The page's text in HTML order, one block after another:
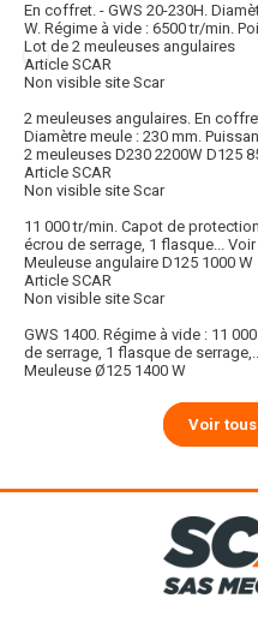
En coffret. - GWS 20-230H.
W. Régime à vide : 6500 tr/min.
Lot de 2 meuleuses angulaires
Article SCAR
Non visible site Scar
2 meuleuses angulaires. En
Diamètre meule : 230 mm.
2 meuleuses D230 2200W D125
Article SCAR
Non visible site Scar
11 000 tr/min. Capot de
écrou de serrage, 1 flasque...
Meuleuse angulaire D125 1000 W
Article SCAR
Non visible site Scar
GWS 1400. Régime à vide : 11
de serrage, 1 flasque de
Meuleuse Ø125 1400 W
Voir